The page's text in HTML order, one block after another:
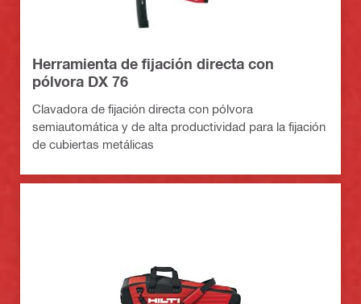
Herramienta de fijación directa con
pólvora DX 76
Clavadora de fijación directa con pólvora
semiautomática y de alta productividad para la fijación
de cubiertas metálicas